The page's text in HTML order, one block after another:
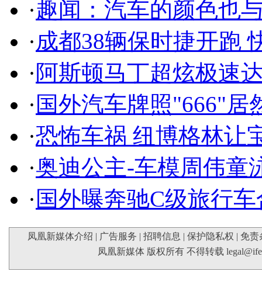
·趣闻：汽车的颜色也
·成都38辆保时捷开跑
·阿斯顿马丁超炫极速
· 国外汽车牌照"666"居
·恐怖车祸 纽博格林让
·奥迪公主-车模周伟童
· 国外曝奔驰C级旅行
凤凰新媒体介绍 | 广告服务 | 招聘信息 | 保护隐私权 | 免责
凤凰新媒体 版权所有 不得转载